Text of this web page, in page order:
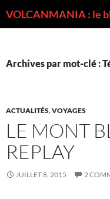
Archives par mot-clé :
ACTUALITÉS,VOYAGES
LE MONT
REPLAY
JUILLET 8, 2015 2